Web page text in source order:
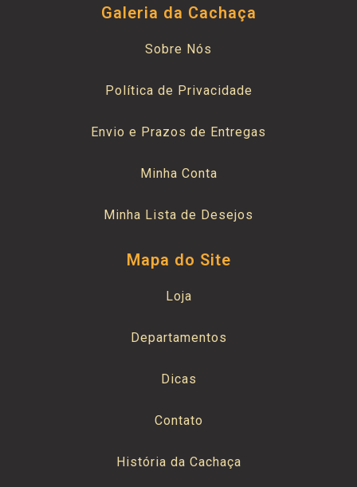
Galeria da Cachaça
Sobre Nós
Política de Privacidade
Envio e Prazos de Entregas
Minha Conta
Minha Lista de Desejos
Mapa do Site
Loja
Departamentos
Dicas
Contato
História da Cachaça